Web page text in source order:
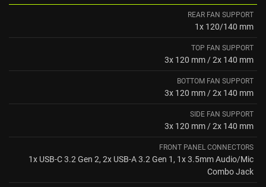
REAR FAN SUPPORT
1x 120/140 mm
TOP FAN SUPPORT
3x 120 mm / 2x 140 mm
BOTTOM FAN SUPPORT
3x 120 mm / 2x 140 mm
SIDE FAN SUPPORT
3x 120 mm / 2x 140 mm
FRONT PANEL CONNECTORS
1x USB-C 3.2 Gen 2, 2x USB-A 3.2 Gen 1, 1x 3.5mm Audio/Mic
Combo Jack